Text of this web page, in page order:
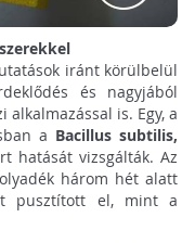
iránt körülbelül
és nagyjából
is. Egy, a
a Bacillus subtilis,
hatását vizsgálták. Az
három hét alatt
pusztított el, mint a